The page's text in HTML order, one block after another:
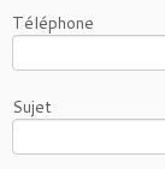
Téléphone
Sujet